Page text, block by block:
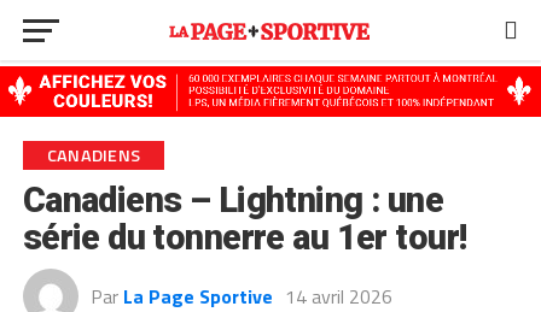
CANADIENS
Canadiens – Lightning : une
série du tonnerre au 1er tour!
Par La Page Sportive 14 avril 2026
Go to mobile version